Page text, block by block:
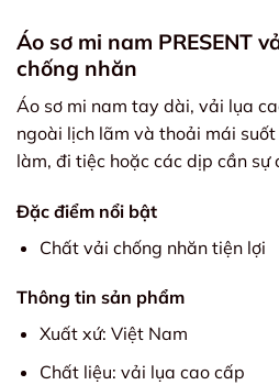
Áo sơ mi nam PRESENT
chống nhăn
Áo sơ mi nam tay dài, vải lụa
ngoài lịch lãm và thoải mái
làm, đi tiệc hoặc các dịp cần sự
Đặc điểm nổi bật
Chất vải chống nhăn tiện lợi
Thông tin sản phẩm
Xuất xứ: Việt Nam
Chất liệu: vải lụa cao cấp